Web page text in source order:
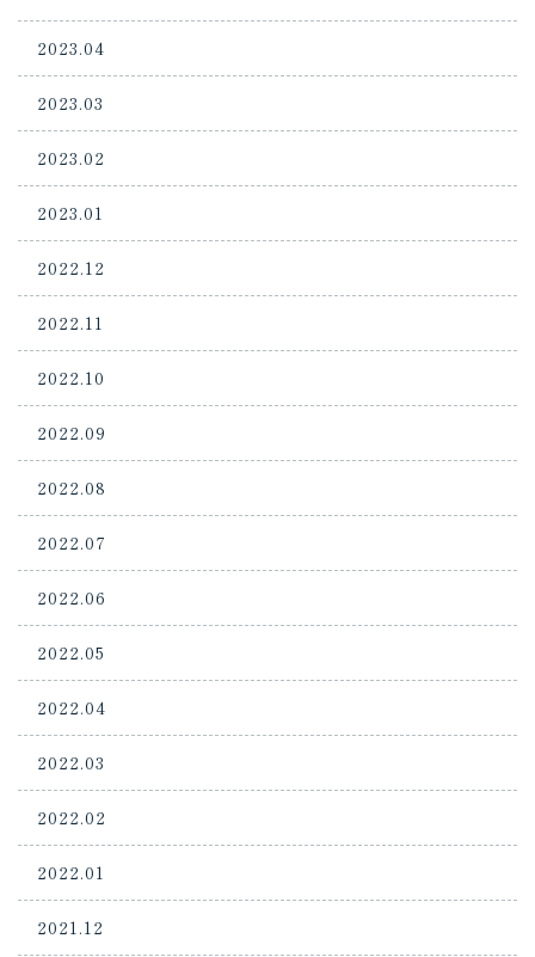
2023.04
2023.03
2023.02
2023.01
2022.12
2022.11
2022.10
2022.09
2022.08
2022.07
2022.06
2022.05
2022.04
2022.03
2022.02
2022.01
2021.12